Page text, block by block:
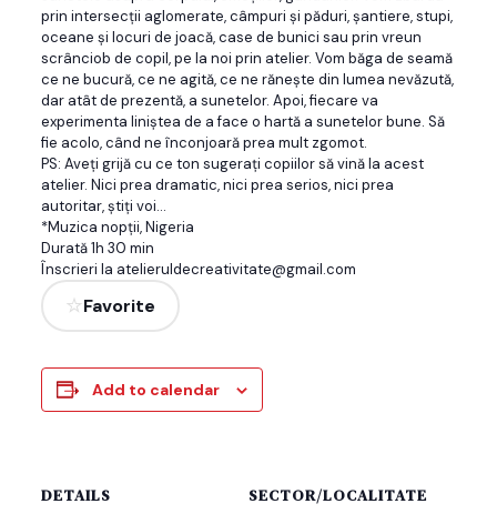
prin intersecții aglomerate, câmpuri și păduri, șantiere, stupi,
oceane și locuri de joacă, case de bunici sau prin vreun
scrânciob de copil, pe la noi prin atelier. Vom băga de seamă
ce ne bucură, ce ne agită, ce ne rănește din lumea nevăzută,
dar atât de prezentă, a sunetelor. Apoi, fiecare va
experimenta liniștea de a face o hartă a sunetelor bune. Să
fie acolo, când ne înconjoară prea mult zgomot.
PS: Aveți grijă cu ce ton sugerați copiilor să vină la acest
atelier. Nici prea dramatic, nici prea serios, nici prea
autoritar, știți voi…
*Muzica nopții, Nigeria
Durată 1h 30 min
Înscrieri la atelieruldecreativitate@gmail.com
Favorite
Add to calendar
DETAILS SECTOR/LOCALITATE